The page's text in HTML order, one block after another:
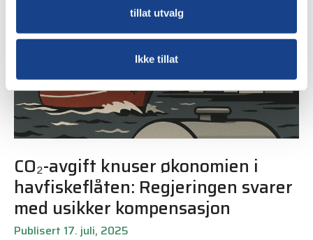
tillat utvalg
Ikke tillat
CO₂-avgift knuser økonomien i
havfiskeflåten: Regjeringen svarer
med usikker kompensasjon
Publisert 17. juli, 2025